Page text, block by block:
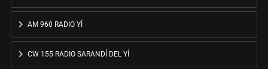
AM 960 RADIO YÍ
CW 155 RADIO SARANDÍ DEL YÍ